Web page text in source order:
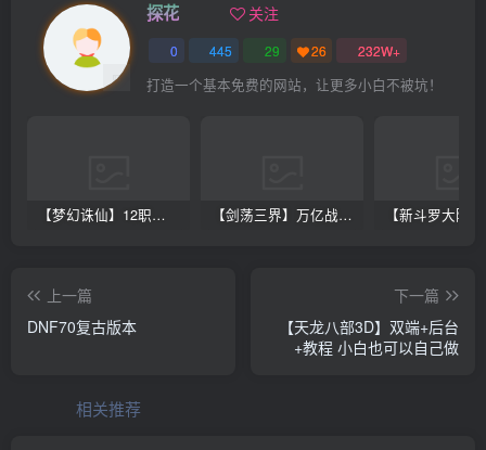
探花 关注
0 445 29 26 232W+
打造一个基本免费的网站，让更多小白不被坑！
【梦幻诛仙】12职业魔改电玩版+双端+后台+视频教程 【剑荡三界】万亿战力 win一键端+双端带教程+运营后台+授权GM后台+完美开服商业端
上一篇
DNF70复古版本
下一篇
【天龙八部3D】双端+后台
+教程 小白也可以自己做
相关推荐